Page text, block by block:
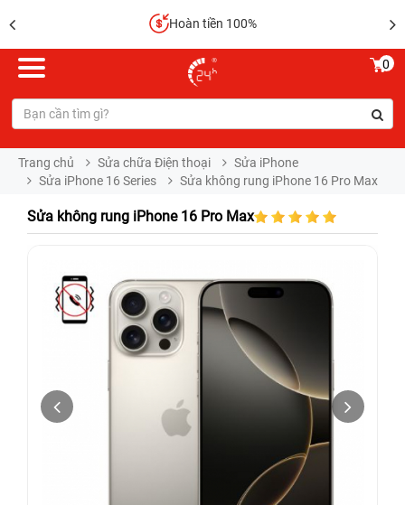
Hoàn tiền 100%
0
Trang chủ Sửa chữa Điện thoại
Sửa iPhone
Sửa iPhone 16 Series
Sửa không rung iPhone 16 Pro Max
Sửa không rung iPhone 16 Pro Max